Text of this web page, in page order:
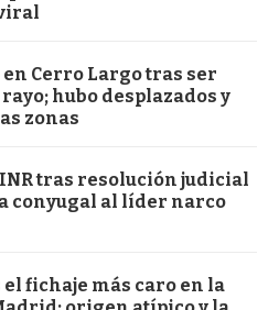
Cerro Largo tras ser
hubo desplazados y
zonas
tras resolución judicial
conyugal al líder narco
fichaje más caro en la